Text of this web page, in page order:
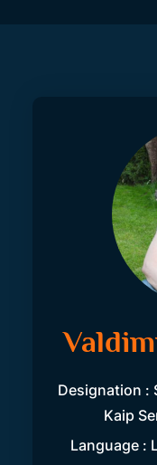
Designation :
Kaip
Language :